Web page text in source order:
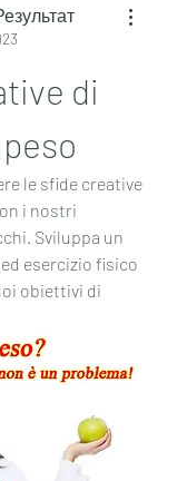
di
le sfide creative
i nostri
Sviluppa un
esercizio fisico
obiettivi di